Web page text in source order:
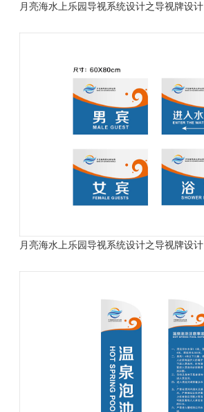
月亮海水上乐园导视系统设计之导视牌设计
月亮海水上乐园导视系统设计之导视牌设计